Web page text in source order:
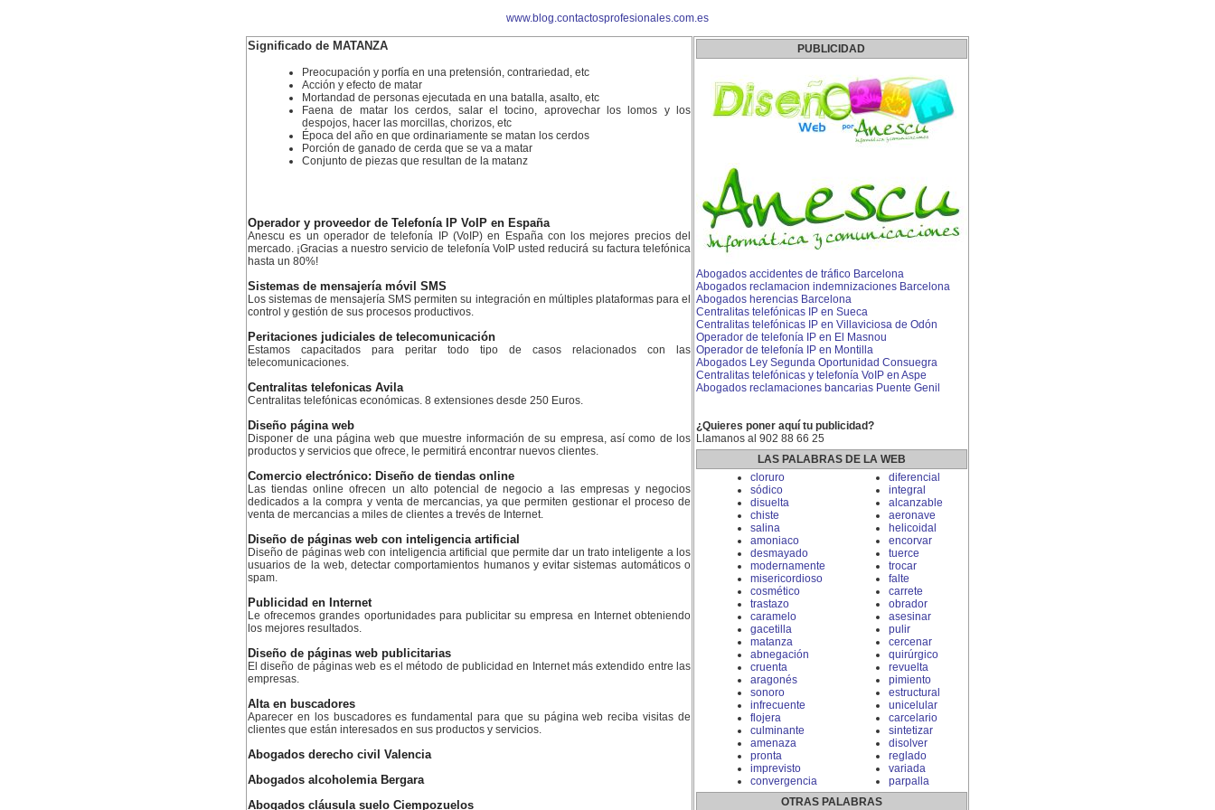
www.blog.contactosprofesionales.com.es
Significado de MATANZA
Preocupación y porfía en una pretensión, contrariedad, etc
Acción y efecto de matar
Mortandad de personas ejecutada en una batalla, asalto, etc
Faena de matar los cerdos, salar el tocino, aprovechar los lomos y los
despojos, hacer las morcillas, chorizos, etc
Época del año en que ordinariamente se matan los cerdos
Porción de ganado de cerda que se va a matar
Conjunto de piezas que resultan de la matanz
Operador y proveedor de Telefonía IP VoIP en España
Anescu es un operador de telefonía IP (VoIP) en España con los mejores precios del
mercado. ¡Gracias a nuestro servicio de telefonía VoIP usted reducirá su factura telefónica
hasta un 80%!
Sistemas de mensajería móvil SMS
Los sistemas de mensajería SMS permiten su integración en múltiples plataformas para el
control y gestión de sus procesos productivos.
Peritaciones judiciales de telecomunicación
Estamos capacitados para peritar todo tipo de casos relacionados con las
telecomunicaciones.
Centralitas telefonicas Avila
Centralitas telefónicas económicas. 8 extensiones desde 250 Euros.
Diseño página web
Disponer de una página web que muestre información de su empresa, así como de los
productos y servicios que ofrece, le permitirá encontrar nuevos clientes.
Comercio electrónico: Diseño de tiendas online
Las tiendas online ofrecen un alto potencial de negocio a las empresas y negocios
dedicados a la compra y venta de mercancias, ya que permiten gestionar el proceso de
venta de mercancias a miles de clientes a trevés de Internet.
Diseño de páginas web con inteligencia artificial
Diseño de páginas web con inteligencia artificial que permite dar un trato inteligente a los
usuarios de la web, detectar comportamientos humanos y evitar sistemas automáticos o
spam.
Publicidad en Internet
Le ofrecemos grandes oportunidades para publicitar su empresa en Internet obteniendo
los mejores resultados.
Diseño de páginas web publicitarias
El diseño de páginas web es el método de publicidad en Internet más extendido entre las
empresas.
Alta en buscadores
Aparecer en los buscadores es fundamental para que su página web reciba visitas de
clientes que están interesados en sus productos y servicios.
Abogados derecho civil Valencia
Abogados alcoholemia Bergara
Abogados cláusula suelo Ciempozuelos
PUBLICIDAD
Abogados accidentes de tráfico Barcelona
Abogados reclamacion indemnizaciones Barcelona
Abogados herencias Barcelona
Centralitas telefónicas IP en Sueca
Centralitas telefónicas IP en Villaviciosa de Odón
Operador de telefonía IP en El Masnou
Operador de telefonía IP en Montilla
Abogados Ley Segunda Oportunidad Consuegra
Centralitas telefónicas y telefonía VoIP en Aspe
Abogados reclamaciones bancarias Puente Genil
¿Quieres poner aquí tu publicidad?
Llamanos al 902 88 66 25
LAS PALABRAS DE LA WEB
cloruro
sódico
disuelta
chiste
salina
amoniaco
desmayado
modernamente
misericordioso
cosmético
trastazo
caramelo
gacetilla
matanza
abnegación
cruenta
aragonés
sonoro
infrecuente
flojera
culminante
amenaza
pronta
imprevisto
convergencia
diferencial
integral
alcanzable
aeronave
helicoidal
encorvar
tuerce
trocar
falte
carrete
obrador
asesinar
pulir
cercenar
quirúrgico
revuelta
pimiento
estructural
unicelular
carcelario
sintetizar
disolver
reglado
variada
parpalla
OTRAS PALABRAS